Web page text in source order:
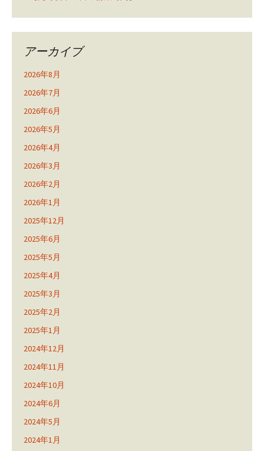
アーカイブ
2026年8月
2026年7月
2026年6月
2026年5月
2026年4月
2026年3月
2026年2月
2026年1月
2025年12月
2025年6月
2025年5月
2025年4月
2025年3月
2025年2月
2025年1月
2024年12月
2024年11月
2024年10月
2024年6月
2024年5月
2024年1月